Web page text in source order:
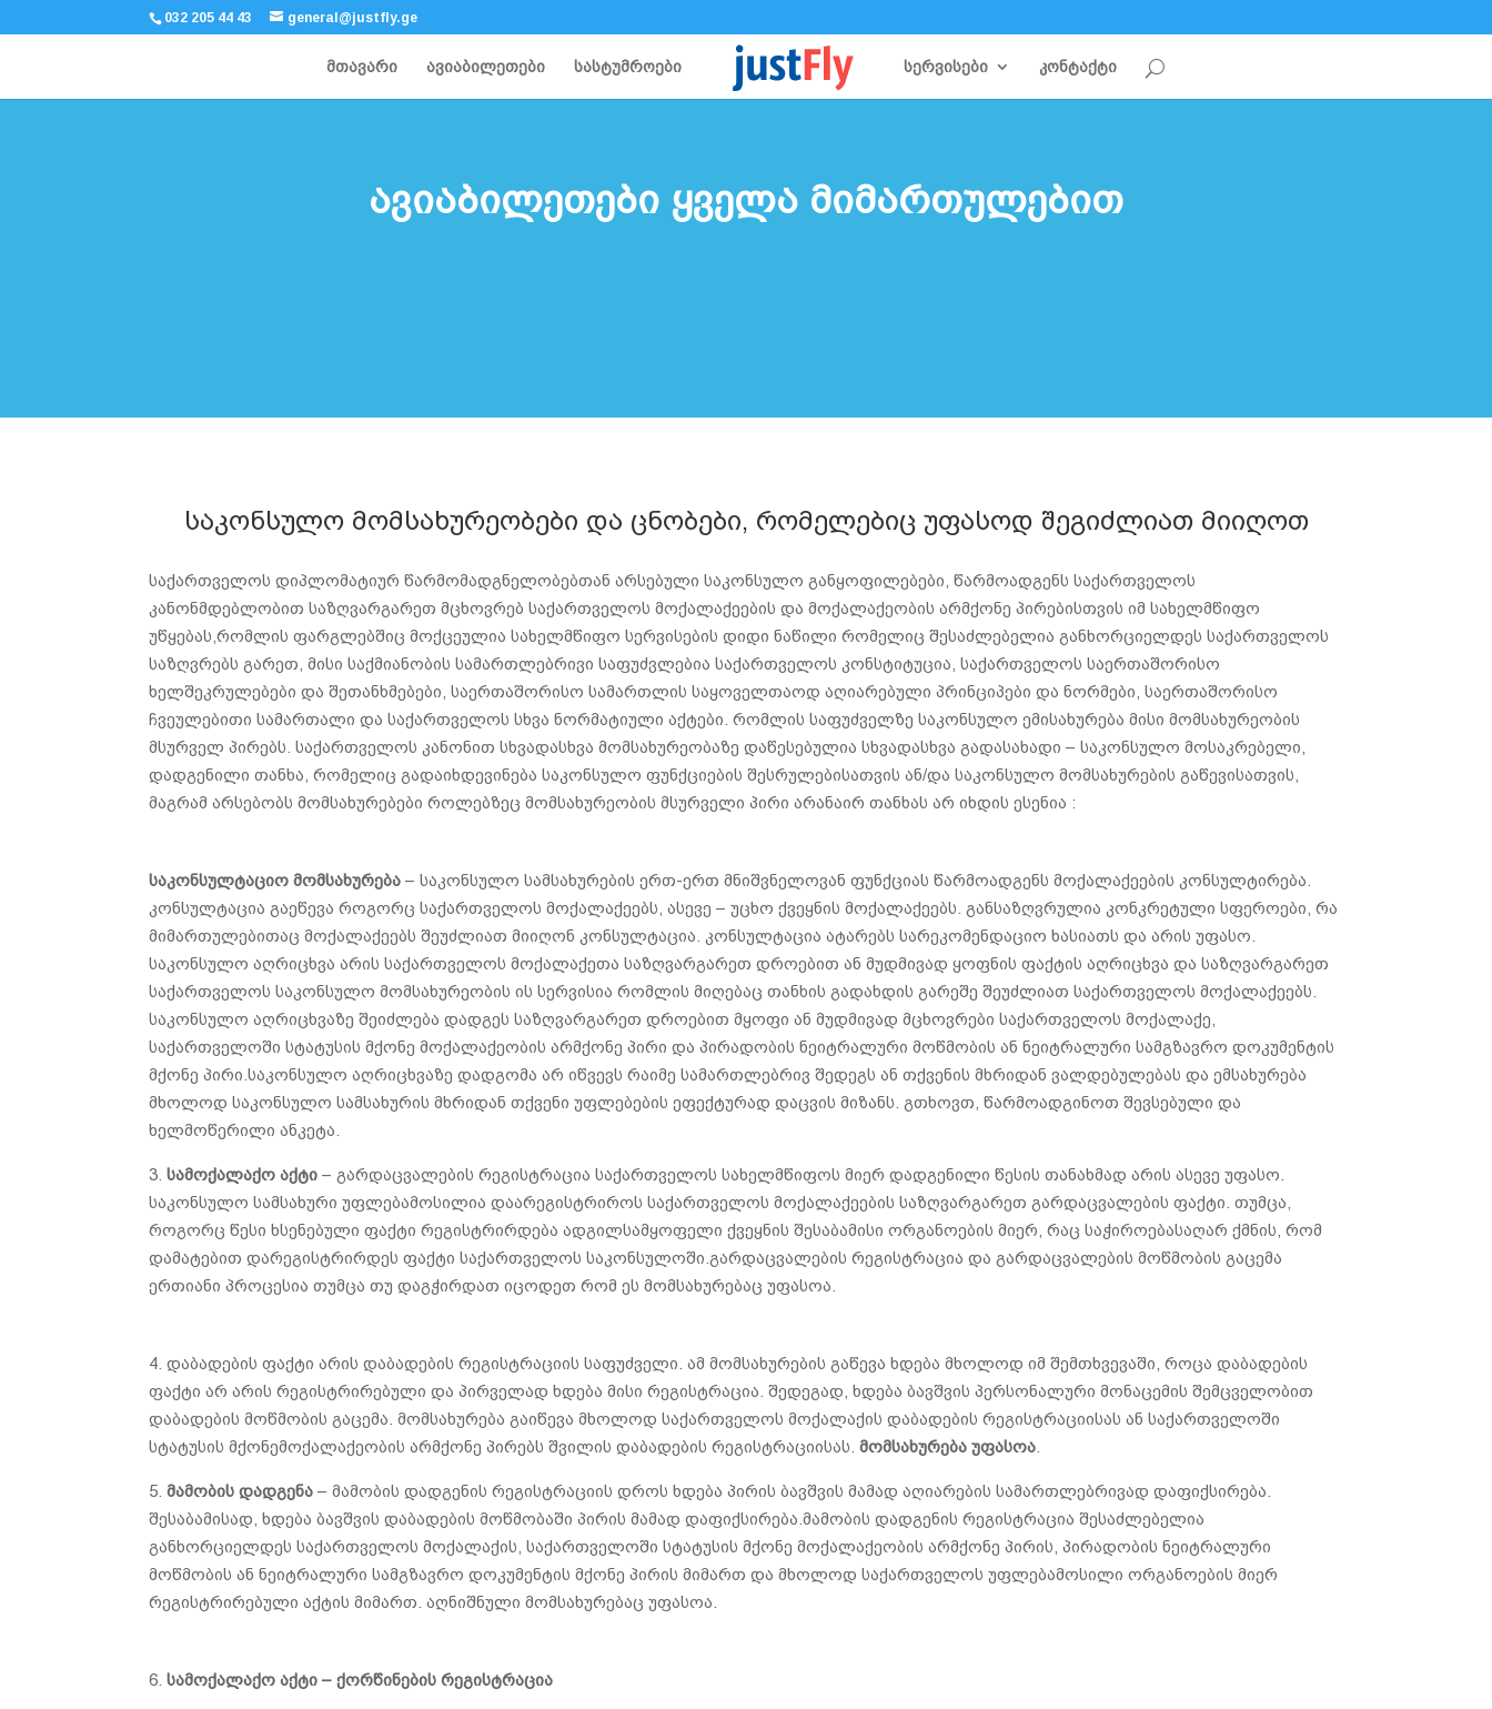
032 205 44 43 general@justfly.ge
მთავარი ავიაბილეთები სასტუმროები სერვისები კონტაქტი
ავიაბილეთები ყველა მიმართულებით
საკონსულო მომსახურეობები და ცნობები, რომელებიც უფასოდ შეგიძლიათ მიიღოთ
საქართველოს დიპლომატიურ წარმომადგნელობებთან არსებული საკონსულო განყოფილებები, წარმოადგენს საქართველოს
კანონმდებლობით საზღვარგარეთ მცხოვრებ საქართველოს მოქალაქეების და მოქალაქეობის არმქონე პირებისთვის იმ სახელმწიფო
უწყებას,რომლის ფარგლებშიც მოქცეულია სახელმწიფო სერვისების დიდი ნაწილი რომელიც შესაძლებელია განხორციელდეს საქართველოს
საზღვრებს გარეთ, მისი საქმიანობის სამართლებრივი საფუძვლებია საქართველოს კონსტიტუცია, საქართველოს საერთაშორისო
ხელშეკრულებები და შეთანხმებები, საერთაშორისო სამართლის საყოველთაოდ აღიარებული პრინციპები და ნორმები, საერთაშორისო
ჩვეულებითი სამართალი და საქართველოს სხვა ნორმატიული აქტები. რომლის საფუძველზე საკონსულო ემისახურება მისი მომსახურეობის
მსურველ პირებს. საქართველოს კანონით სხვადასხვა მომსახურეობაზე დაწესებულია სხვადასხვა გადასახადი – საკონსულო მოსაკრებელი,
დადგენილი თანხა, რომელიც გადაიხდევინება საკონსულო ფუნქციების შესრულებისათვის ან/და საკონსულო მომსახურების გაწევისათვის,
მაგრამ არსებობს მომსახურებები როლებზეც მომსახურეობის მსურველი პირი არანაირ თანხას არ იხდის ესენია :
საკონსულტაციო მომსახურება – საკონსულო სამსახურების ერთ-ერთ მნიშვნელოვან ფუნქციას წარმოადგენს მოქალაქეების კონსულტირება.
კონსულტაცია გაეწევა როგორც საქართველოს მოქალაქეებს, ასევე – უცხო ქვეყნის მოქალაქეებს. განსაზღვრულია კონკრეტული სფეროები, რა
მიმართულებითაც მოქალაქეებს შეუძლიათ მიიღონ კონსულტაცია. კონსულტაცია ატარებს სარეკომენდაციო ხასიათს და არის უფასო.
საკონსულო აღრიცხვა არის საქართველოს მოქალაქეთა საზღვარგარეთ დროებით ან მუდმივად ყოფნის ფაქტის აღრიცხვა და საზღვარგარეთ
საქართველოს საკონსულო მომსახურეობის ის სერვისია რომლის მიღებაც თანხის გადახდის გარეშე შეუძლიათ საქართველოს მოქალაქეებს.
საკონსულო აღრიცხვაზე შეიძლება დადგეს საზღვარგარეთ დროებით მყოფი ან მუდმივად მცხოვრები საქართველოს მოქალაქე,
საქართველოში სტატუსის მქონე მოქალაქეობის არმქონე პირი და პირადობის ნეიტრალური მოწმობის ან ნეიტრალური სამგზავრო დოკუმენტის
მქონე პირი.საკონსულო აღრიცხვაზე დადგომა არ იწვევს რაიმე სამართლებრივ შედეგს ან თქვენის მხრიდან ვალდებულებას და ემსახურება
მხოლოდ საკონსულო სამსახურის მხრიდან თქვენი უფლებების ეფექტურად დაცვის მიზანს. გთხოვთ, წარმოადგინოთ შევსებული და
ხელმოწერილი ანკეტა.
3.სამოქალაქო აქტი – გარდაცვალების რეგისტრაცია საქართველოს სახელმწიფოს მიერ დადგენილი წესის თანახმად არის ასევე უფასო.
საკონსულო სამსახური უფლებამოსილია დაარეგისტრიროს საქართველოს მოქალაქეების საზღვარგარეთ გარდაცვალების ფაქტი. თუმცა,
როგორც წესი ხსენებული ფაქტი რეგისტრირდება ადგილსამყოფელი ქვეყნის შესაბამისი ორგანოების მიერ, რაც საჭიროებასაღარ ქმნის, რომ
დამატებით დარეგისტრირდეს ფაქტი საქართველოს საკონსულოში.გარდაცვალების რეგისტრაცია და გარდაცვალების მოწმობის გაცემა
ერთიანი პროცესია თუმცა თუ დაგჭირდათ იცოდეთ რომ ეს მომსახურებაც უფასოა.
4. დაბადების ფაქტი არის დაბადების რეგისტრაციის საფუძველი. ამ მომსახურების გაწევა ხდება მხოლოდ იმ შემთხვევაში, როცა დაბადების
ფაქტი არ არის რეგისტრირებული და პირველად ხდება მისი რეგისტრაცია. შედეგად, ხდება ბავშვის პერსონალური მონაცემის შემცველობით
დაბადების მოწმობის გაცემა. მომსახურება გაიწევა მხოლოდ საქართველოს მოქალაქის დაბადების რეგისტრაციისას ან საქართველოში
სტატუსის მქონემოქალაქეობის არმქონე პირებს შვილის დაბადების რეგისტრაციისას.მომსახურება უფასოა
5.მამობის დადგენა – მამობის დადგენის რეგისტრაციის დროს ხდება პირის ბავშვის მამად აღიარების სამართლებრივად დაფიქსირება.
შესაბამისად, ხდება ბავშვის დაბადების მოწმობაში პირის მამად დაფიქსირება.მამობის დადგენის რეგისტრაცია შესაძლებელია
განხორციელდეს საქართველოს მოქალაქის, საქართველოში სტატუსის მქონე მოქალაქეობის არმქონე პირის, პირადობის ნეიტრალური
მოწმობის ან ნეიტრალური სამგზავრო დოკუმენტის მქონე პირის მიმართ და მხოლოდ საქართველოს უფლებამოსილი ორგანოების მიერ
რეგისტრირებული აქტის მიმართ. აღნიშნული მომსახურებაც უფასოა.
6.სამოქალაქო აქტი – ქორწინების რეგისტრაცია